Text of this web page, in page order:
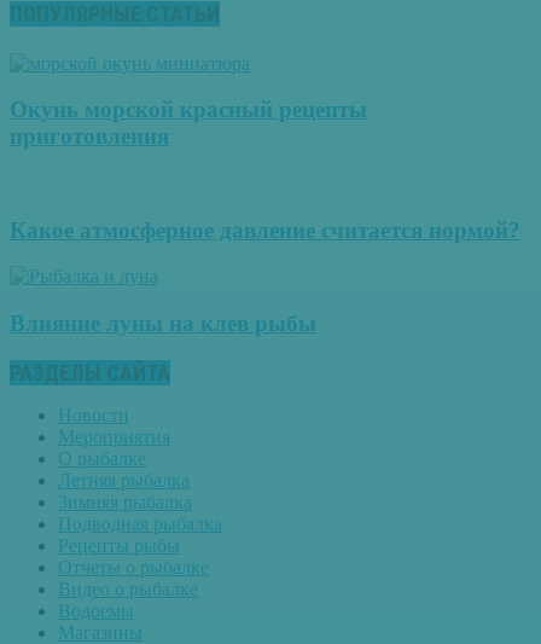
ПОПУЛЯРНЫЕ СТАТЬИ
Окунь морской красный рецепты
приготовления
Какое атмосферное давление считается нормой?
Влияние луны на клев рыбы
РАЗДЕЛЫ САЙТА
Новости
Мероприятия
О рыбалке
Летняя рыбалка
Зимняя рыбалка
Подводная рыбалка
Рецепты рыбы
Отчеты о рыбалке
Видео о рыбалке
Водоемы
Магазины